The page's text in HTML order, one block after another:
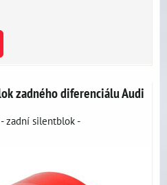
zadného diferenciálu Audi
zadní silentblok -